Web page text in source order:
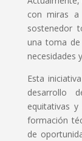
con miras
sostenedor
una toma
necesidades
Esta
desarrollo
equitativas
formación
de